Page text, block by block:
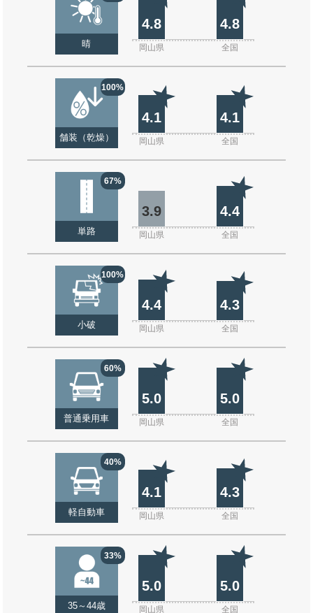
晴
4.8 4.8
岡山県 全国
100%
舗装（乾燥）
4.1 4.1
岡山県 全国
67%
単路
3.9 4.4
岡山県 全国
100%
小破
4.4 4.3
岡山県 全国
60%
普通乗用車
5.0 5.0
岡山県 全国
40%
軽自動車
4.1 4.3
岡山県 全国
33%
35～44歳
5.0 5.0
岡山県 全国